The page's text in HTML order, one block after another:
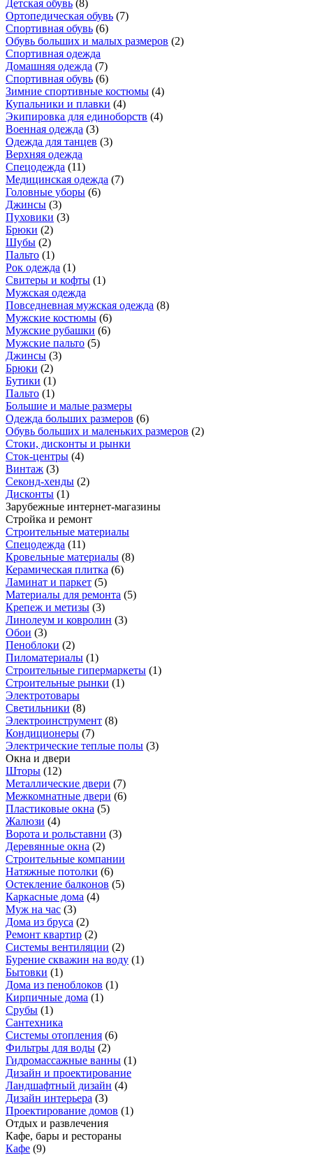
Детская обувь (8)
Ортопедическая обувь (7)
Спортивная обувь (6)
Обувь больших и малых размеров (2)
Спортивная одежда
Домашняя одежда (7)
Спортивная обувь (6)
Зимние спортивные костюмы (4)
Купальники и плавки (4)
Экипировка для единоборств (4)
Военная одежда (3)
Одежда для танцев (3)
Верхняя одежда
Спецодежда (11)
Медицинская одежда (7)
Головные уборы (6)
Джинсы (3)
Пуховики (3)
Брюки (2)
Шубы (2)
Пальто (1)
Рок одежда (1)
Свитеры и кофты (1)
Мужская одежда
Повседневная мужская одежда (8)
Мужские костюмы (6)
Мужские рубашки (6)
Мужские пальто (5)
Джинсы (3)
Брюки (2)
Бутики (1)
Пальто (1)
Большие и малые размеры
Одежда больших размеров (6)
Обувь больших и маленьких размеров (2)
Стоки, дисконты и рынки
Сток-центры (4)
Винтаж (3)
Секонд-хенды (2)
Дисконты (1)
Зарубежные интернет-магазины
Стройка и ремонт
Строительные материалы
Спецодежда (11)
Кровельные материалы (8)
Керамическая плитка (6)
Ламинат и паркет (5)
Материалы для ремонта (5)
Крепеж и метизы (3)
Линолеум и ковролин (3)
Обои (3)
Пеноблоки (2)
Пиломатериалы (1)
Строительные гипермаркеты (1)
Строительные рынки (1)
Электротовары
Светильники (8)
Электроинструмент (8)
Кондиционеры (7)
Электрические теплые полы (3)
Окна и двери
Шторы (12)
Металлические двери (7)
Межкомнатные двери (6)
Пластиковые окна (5)
Жалюзи (4)
Ворота и рольставни (3)
Деревянные окна (2)
Строительные компании
Натяжные потолки (6)
Остекление балконов (5)
Каркасные дома (4)
Муж на час (3)
Дома из бруса (2)
Ремонт квартир (2)
Системы вентиляции (2)
Бурение скважин на воду (1)
Бытовки (1)
Дома из пеноблоков (1)
Кирпичные дома (1)
Срубы (1)
Сантехника
Системы отопления (6)
Фильтры для воды (2)
Гидромассажные ванны (1)
Дизайн и проектирование
Ландшафтный дизайн (4)
Дизайн интерьера (3)
Проектирование домов (1)
Отдых и развлечения
Кафе, бары и рестораны
Кафе (9)